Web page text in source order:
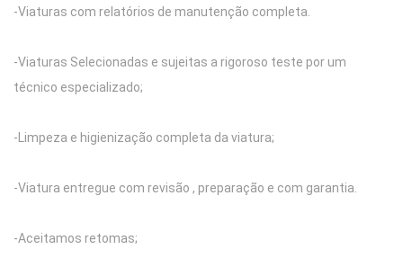
-Viaturas com relatórios de manutenção completa.
-Viaturas Selecionadas e sujeitas a rigoroso teste por um
técnico especializado;
-Limpeza e higienização completa da viatura;
-Viatura entregue com revisão , preparação e com garantia.
-Aceitamos retomas;